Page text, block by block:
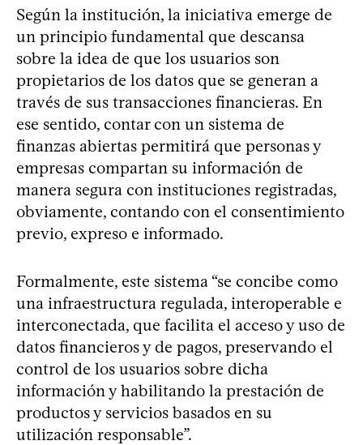
Según la institución, la iniciativa emerge de
un principio fundamental que descansa
sobre la idea de que los usuarios son
propietarios de los datos que se generan a
través de sus transacciones financieras. En
ese sentido, contar con un sistema de
finanzas abiertas permitirá que personas y
empresas compartan su información de
manera segura con instituciones registradas,
obviamente, contando con el consentimiento
previo, expreso e informado.
Formalmente, este sistema “se concibe como
una infraestructura regulada, interoperable e
interconectada, que facilita el acceso y uso de
datos financieros y de pagos, preservando el
control de los usuarios sobre dicha
información y habilitando la prestación de
productos y servicios basados en su
utilización responsable”.